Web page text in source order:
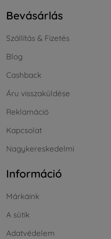
Bevásárlás
Szállítás & Fizetés
Blog
Cashback
Áru visszaküldése
Reklamáció
Kapcsolat
Nagykereskedelmi
Információ
Márkáink
A sütik
Adatvédelem